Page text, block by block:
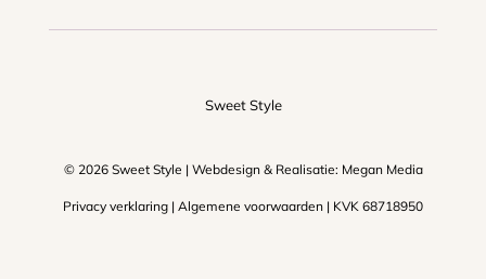
Sweet Style
© 2026 Sweet Style | Webdesign & Realisatie: Megan Media
Privacy verklaring | Algemene voorwaarden | KVK 68718950